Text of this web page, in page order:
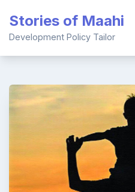
content
Stories of Maahi
Development Policy Tailor